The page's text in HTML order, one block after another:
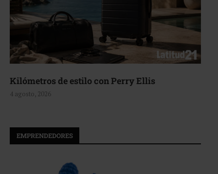
Perry Ellis Aerie, texturas
EMPRENDEDORES